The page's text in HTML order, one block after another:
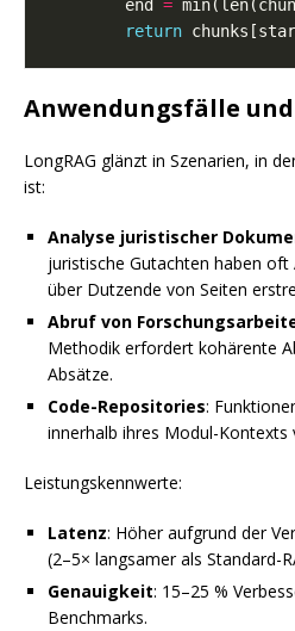
        end
=
return
Anwendungsfälle
LongRAG glänzt in Szenarien, in
ist:
Analyse juristischer
juristische Gutachten haben oft
über Dutzende von Seiten
Abruf von
Methodik erfordert kohärente
Absätze.
Code-Repositories:
innerhalb ihres Modul-Kontexts
Leistungskennwerte:
Latenz: Höher aufgrund der
(2–5× langsamer als Standard-
Genauigkeit: 15–25 %
Benchmarks.